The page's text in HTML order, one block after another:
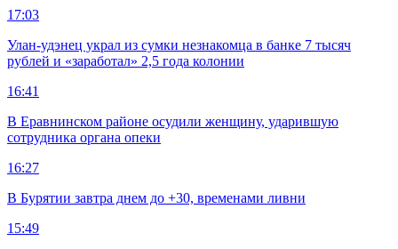
17:03
Улан-удэнец украл из сумки незнакомца в банке 7 тысяч
рублей и «заработал» 2,5 года колонии
16:41
В Еравнинском районе осудили женщину, ударившую
сотрудника органа опеки
16:27
В Бурятии завтра днем до +30, временами ливни
15:49